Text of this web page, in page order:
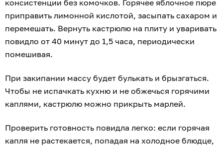
консистенции без комочков. Горячее яблочное пюре
приправить лимонной кислотой, засыпать сахаром и
перемешать. Вернуть кастрюлю на плиту и уваривать
повидло от 40 минут до 1,5 часа, периодически
помешивая.
При закипании массу будет булькать и брызгаться.
Чтобы не испачкать кухню и не обжечься горячими
каплями, кастрюлю можно прикрыть марлей.
Проверить готовность повидла легко: если горячая
капля не растекается, попадая на холодное блюдце,